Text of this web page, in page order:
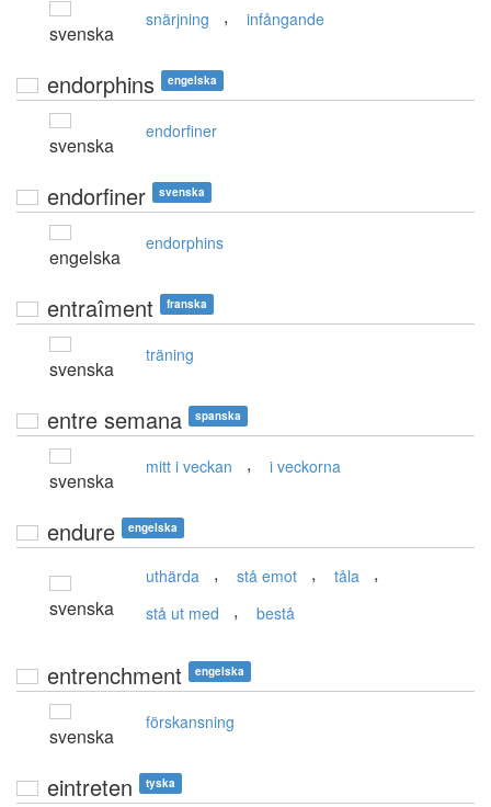
svenska
snärjning , infångande
endorphins engelska
svenska
endorfiner
endorfiner svenska
engelska
endorphins
entraîment franska
svenska
träning
entre semana spanska
svenska
mitt i veckan , i veckorna
endure engelska
svenska
uthärda , stå emot , tåla ,
stå ut med , bestå
entrenchment engelska
svenska
förskansning
eintreten tyska